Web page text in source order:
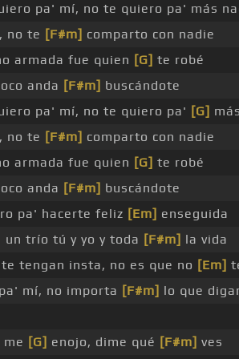
pa' mí, no te quiero pa' más
no te [F#m] comparto con nadie
armada fue quien [G] te robé
anda [F#m] buscándote
pa' mí, no te quiero pa' [G]
no te [F#m] comparto con nadie
armada fue quien [G] te robé
anda [F#m] buscándote
pa' hacerte feliz [Em] enseguida
un trío tú y yo y toda [F#m] la vida
tengan insta, no es que no [Em]
mí, no importa [F#m] lo que
me [G] enojo, dime qué [F#m] ves